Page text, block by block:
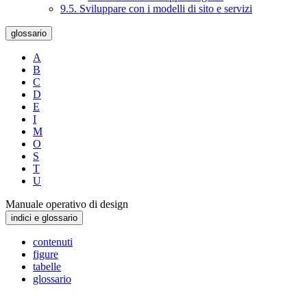
9.5. Sviluppare con i modelli di sito e servizi
glossario
A
B
C
D
E
I
M
O
S
T
U
Manuale operativo di design
indici e glossario
contenuti
figure
tabelle
glossario